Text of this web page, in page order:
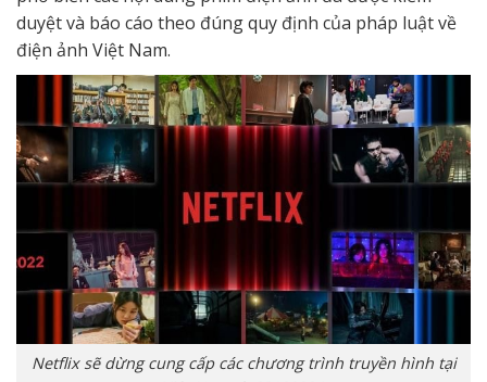
duyệt và báo cáo theo đúng quy định của pháp luật về
điện ảnh Việt Nam.
Netflix sẽ dừng cung cấp các chương trình truyền hình tại